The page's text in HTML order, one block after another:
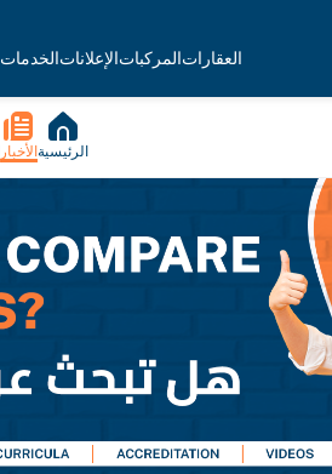
العقاراتالمركباتالإعلاناتالخدمات
الرئيسية الأخبار